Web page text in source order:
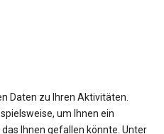
Daten zu Ihren Aktivitäten.
um Ihnen ein
Ihnen gefallen könnte. Unter